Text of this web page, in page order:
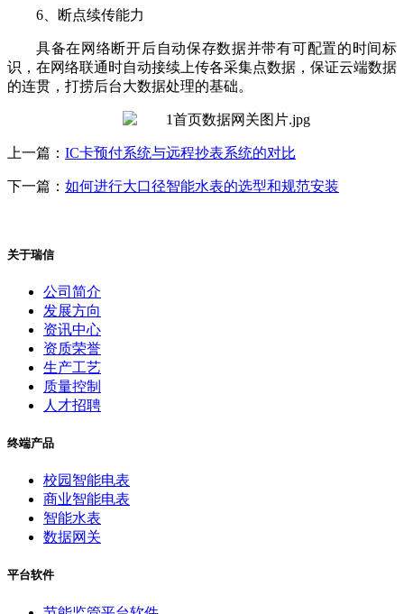
6、断点续传能力
具备在网络断开后自动保存数据并带有可配置的时间标
识，在网络联通时自动接续上传各采集点数据，保证云端数据
的连贯，打捞后台大数据处理的基础。
上一篇： IC卡预付系统与远程抄表系统的对比
下一篇： 如何进行大口径智能水表的选型和规范安装
关于瑞信
公司简介
发展方向
资讯中心
资质荣誉
生产工艺
质量控制
人才招聘
终端产品
校园智能电表
商业智能电表
智能水表
数据网关
平台软件